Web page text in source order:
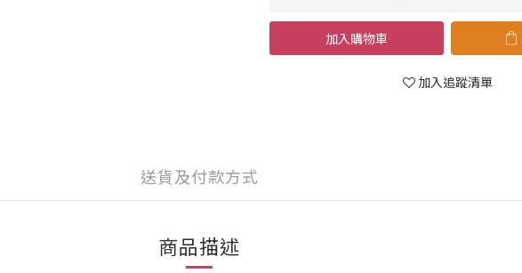
加入購物車
加入追蹤清單
送貨及付款方式
商品描述